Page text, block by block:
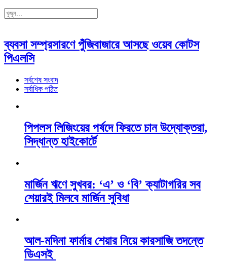
ব্যবসা সম্প্রসারণে পুঁজিবাজারে আসছে ওয়েব কোটস
পিএলসি
সর্বশেষ সংবাদ
সর্বাধিক পঠিত
পিপলস লিজিংয়ের পর্ষদে ফিরতে চান উদ্যোক্তরা,
সিদ্ধান্ত হাইকোর্টে
মার্জিন ঋণে সুখবর: ‘এ’ ও ‘বি’ ক্যাটাগরির সব
শেয়ারই মিলবে মার্জিন সুবিধা
আল-মদিনা ফার্মার শেয়ার নিয়ে কারসাজি তদন্তে
ডিএসই